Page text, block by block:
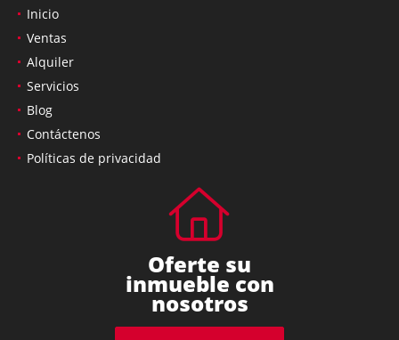
Inicio
Ventas
Alquiler
Servicios
Blog
Contáctenos
Políticas de privacidad
Oferte su
inmueble con
nosotros